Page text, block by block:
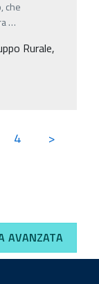
che
…
Rurale,
4 >
AVANZATA